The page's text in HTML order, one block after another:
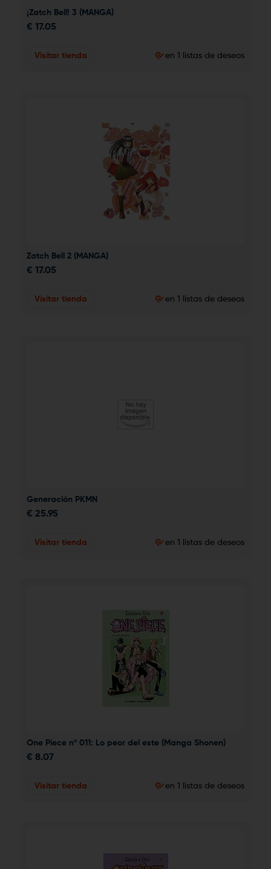
¡Zatch Bell! 3 (MANGA)
€ 17.05
Visitar tienda en 1 listas de deseos
Zatch Bell 2 (MANGA)
€ 17.05
Visitar tienda en 1 listas de deseos
Generación PKMN
€ 25.95
Visitar tienda en 1 listas de deseos
One Piece nº 011: Lo peor del este (Manga Shonen)
€ 8.07
Visitar tienda en 1 listas de deseos